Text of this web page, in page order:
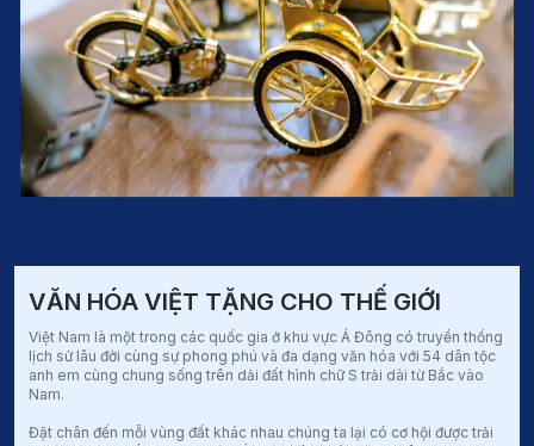
VĂN HÓA VIỆT TẶNG CHO THẾ GIỚI
Việt Nam là một trong các quốc gia ở khu vực Á Đông có truyền thống
lịch sử lâu đời cùng sự phong phú và đa dạng văn hóa với 54 dân tộc
anh em cùng chung sống trên dải đất hình chữ S trải dài từ Bắc vào
Nam.
Đặt chân đến mỗi vùng đất khác nhau chúng ta lại có cơ hội được trải